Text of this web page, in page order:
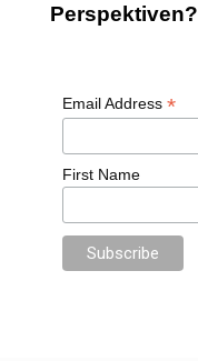
Perspektiven?
Email Address *
First Name